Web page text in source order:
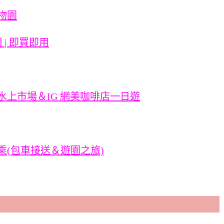
園
| 即買即用
上市場＆IG 網美咖啡店一日遊
(包車接送＆遊園之旅)